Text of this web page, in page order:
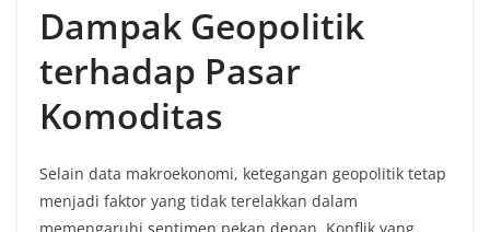
Dampak Geopolitik
terhadap Pasar
Komoditas
Selain data makroekonomi, ketegangan geopolitik tetap
menjadi faktor yang tidak terelakkan dalam
memengaruhi sentimen pekan depan. Konflik yang